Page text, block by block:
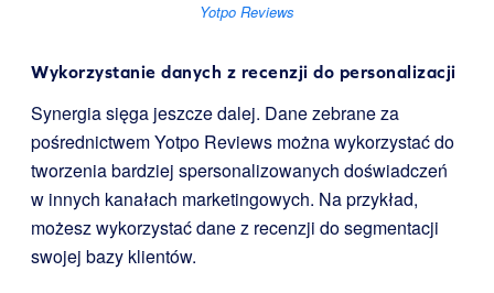
Yotpo Reviews
Wykorzystanie danych z recenzji do personalizacji
Synergia sięga jeszcze dalej. Dane zebrane za
pośrednictwem Yotpo Reviews można wykorzystać do
tworzenia bardziej spersonalizowanych doświadczeń
w innych kanałach marketingowych. Na przykład,
możesz wykorzystać dane z recenzji do segmentacji
swojej bazy klientów.